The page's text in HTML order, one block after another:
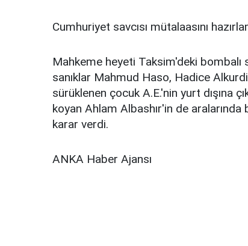
Cumhuriyet savcısı mütalaasını
Mahkeme heyeti Taksim'deki bombalı
sanıklar Mahmud Haso, Hadice
sürüklenen çocuk A.E.'nin yurt dışına
koyan Ahlam Albashır'in de aralarında
karar verdi.
ANKA Haber Ajansı